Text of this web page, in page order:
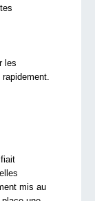
les
mis au